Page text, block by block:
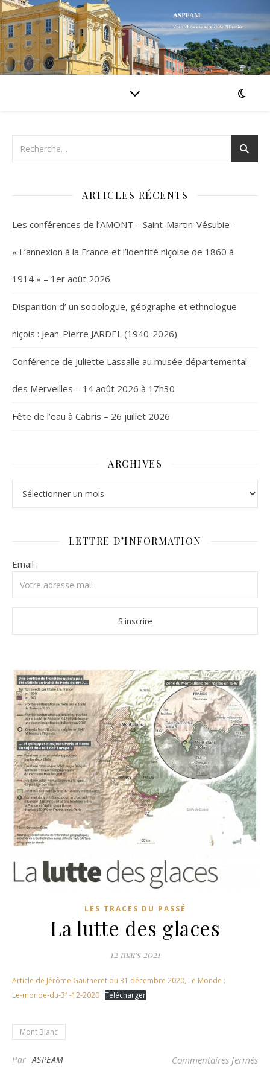
ARTICLES RÉCENTS
Les conférences de l’AMONT – Saint-Martin-Vésubie –
« L’annexion à la France et l’identité niçoise de 1860 à
1914 » – 1er août 2026
Disparition d’ un sociologue, géographe et ethnologue
niçois : Jean-Pierre JARDEL (1940-2026)
Conférence de Juliette Lassalle au musée départemental
des Merveilles – 14 août 2026 à 17h30
Fête de l’eau à Cabris – 26 juillet 2026
ARCHIVES
LETTRE D’INFORMATION
Email :
LES TRACES DU PASSÉ
La lutte des glaces
12 mars 2021
Article de Jérôme Gautheret du 31 décembre 2020, Le Monde :
Le-monde-du-31-12-2020 Télécharger
Mont Blanc
ParASPEAM Commentaires fermés